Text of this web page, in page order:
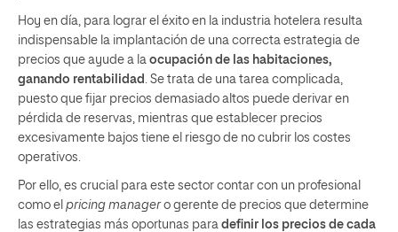
Hoy en día, para lograr el éxito en la industria hotelera resulta
indispensable la implantación de una correcta estrategia de
precios que ayude a la ocupación de las habitaciones,
ganando rentabilidad . Se trata de una tarea complicada,
puesto que fijar precios demasiado altos puede derivar en
pérdida de reservas, mientras que establecer precios
excesivamente bajos tiene el riesgo de no cubrir los costes
operativos.
Por ello, es crucial para este sector contar con un profesional
como el pricing managero gerente de precios que determine
las estrategias más oportunas para definir los precios de cada